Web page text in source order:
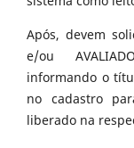
Após, devem
e/ou
informando o
no cadastro
liberado na